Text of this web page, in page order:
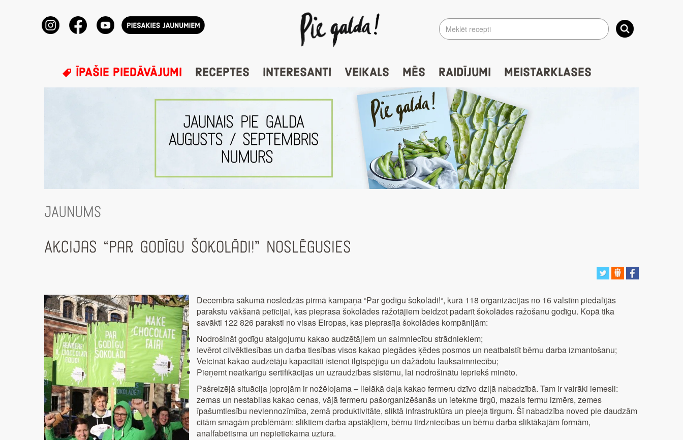
ĪPAŠIE PIEDĀVĀJUMI RECEPTES INTERESANTI VEIKALS MĒS RAIDĪJUMI MEISTARKLASES
JAUNUMS
Akcijas “Par godīgu šokolādi!” noslēgusies
Decembra sākumā noslēdzās pirmā kampaņa “Par godīgu šokolādi!“, kurā 118 organizācijas no 16 valstīm piedalījās
parakstu vākšanā petīcijai, kas pieprasa šokolādes ražotājiem beidzot padarīt šokolādes ražošanu godīgu. Kopā tika
savākti 122 826 paraksti no visas Eiropas, kas pieprasīja šokolādes kompānijām:
Nodrošināt godīgu atalgojumu kakao audzētājiem un saimniecību strādniekiem;
Ievērot cilvēktiesības un darba tiesības visos kakao piegādes ķēdes posmos un neatbalstīt bērnu darba izmantošanu;
Veicināt kakao audzētāju kapacitāti īstenot ilgtspējīgu un dažādotu lauksaimniecību;
Pieņemt neatkarīgu sertifikācijas un uzraudzības sistēmu, lai nodrošinātu iepriekš minēto.
Pašreizējā situācija joprojām ir nožēlojama – lielākā daļa kakao fermeru dzīvo dziļā nabadzībā. Tam ir vairāki iemesli:
zemas un nestabilas kakao cenas, vājā fermeru pašorganizēšanās un ietekme tirgū, mazais fermu izmērs, zemes
īpašumtiesību neviennozīmība, zemā produktivitāte, sliktā infrastruktūra un pieeja tirgum. Šī nabadzība noved pie daudzām
citām smagām problēmām: sliktiem darba apstākļiem, bērnu tirdzniecības un bērnu darba sliktākajām formām,
analfabētisma un nepietiekama uztura.